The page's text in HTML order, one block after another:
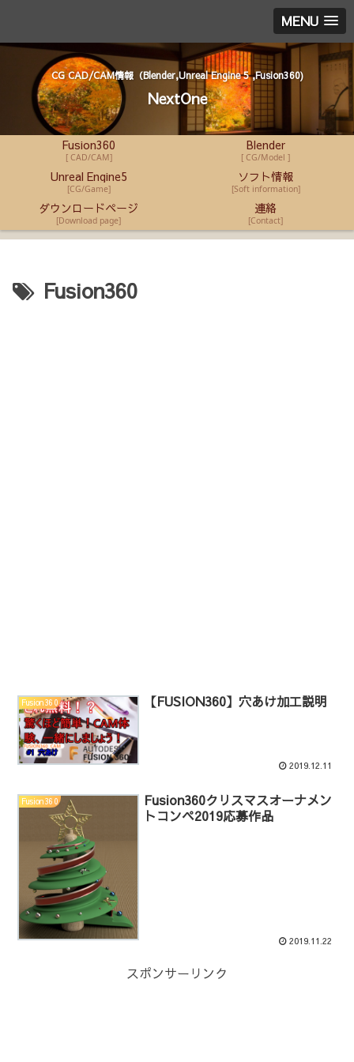
MENU
CG CAD/CAM情報（Blender,Unreal Engine 5 ,Fusion360)
NextOne
Fusion360
[ CAD/CAM]
Blender
[ CG/Model ]
Unreal Engine5
[CG/Game]
ソフト情報
[Soft information]
ダウンロードページ
[Download page]
連絡
[Contact]
Fusion360
Fusion360 【FUSION360】穴あけ加工説明
2019.12.11
Fusion360
Fusion360クリスマスオーナメン
トコンペ2019応募作品
2019.11.22
スポンサーリンク